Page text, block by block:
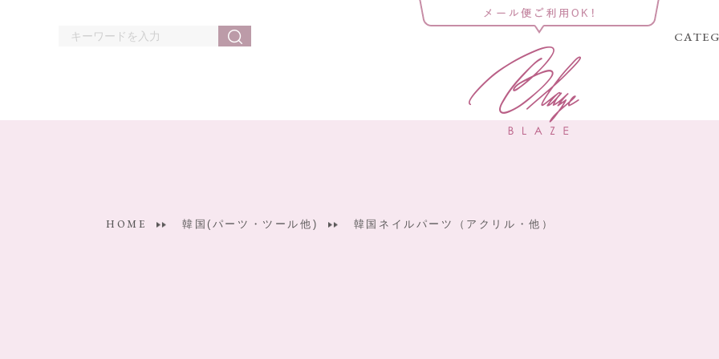
HOME 韓国(パーツ・ツール他) 韓国ネイルパーツ（アクリル・他）